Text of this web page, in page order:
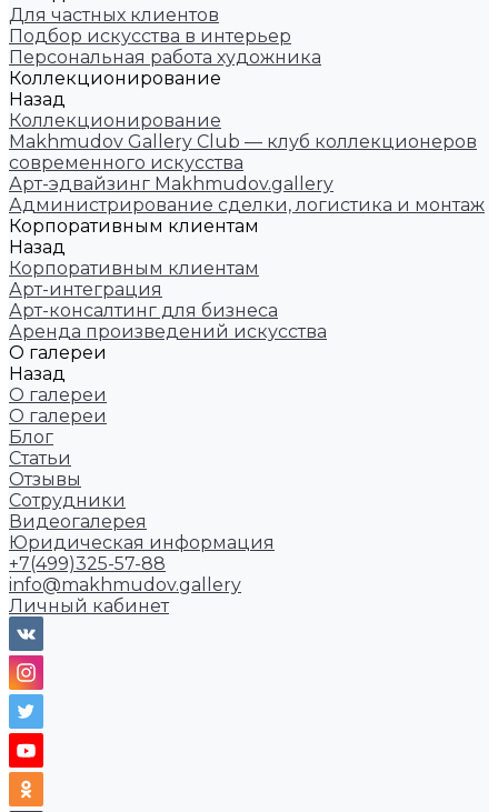
Для частных клиентов
Подбор искусства в интерьер
Персональная работа художника
Коллекционирование
Назад
Коллекционирование
Makhmudov Gallery Club — клуб коллекционеров
современного искусства
Арт-эдвайзинг Makhmudov.gallery
Администрирование сделки, логистика и монтаж
Корпоративным клиентам
Назад
Корпоративным клиентам
Арт-интеграция
Арт-консалтинг для бизнеса
Аренда произведений искусства
О галереи
Назад
О галереи
О галереи
Блог
Статьи
Отзывы
Сотрудники
Видеогалерея
Юридическая информация
+7(499)325-57-88
info@makhmudov.gallery
Личный кабинет